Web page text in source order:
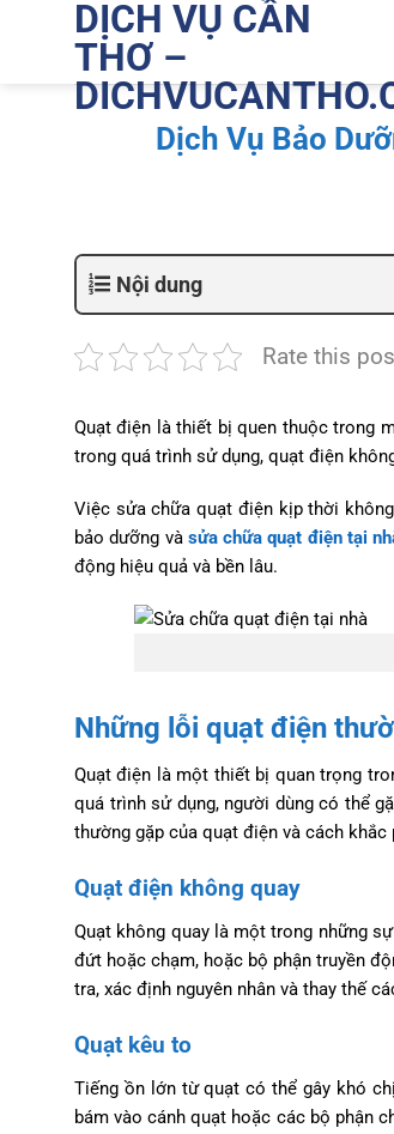
DỊCH VỤ CẦN
THƠ –
Dịch Vụ Bảo
Nội dung
Rate this
Quạt điện là thiết bị quen thuộc trong
trong quá trình sử dụng, quạt điện
Việc sửa chữa quạt điện kịp thời
bảo dưỡng và sửa chữa quạt điện tại
động hiệu quả và bền lâu.
Những lỗi quạt điện
Quạt điện là một thiết bị quan trọng
quá trình sử dụng, người dùng có thể
thường gặp của quạt điện và cách khắc
Quạt điện không quay
Quạt không quay là một trong những
đứt hoặc chạm, hoặc bộ phận truyền
tra, xác định nguyên nhân và thay thế
Quạt kêu to
Tiếng ồn lớn từ quạt có thể gây khó
bám vào cánh quạt hoặc các bộ phận